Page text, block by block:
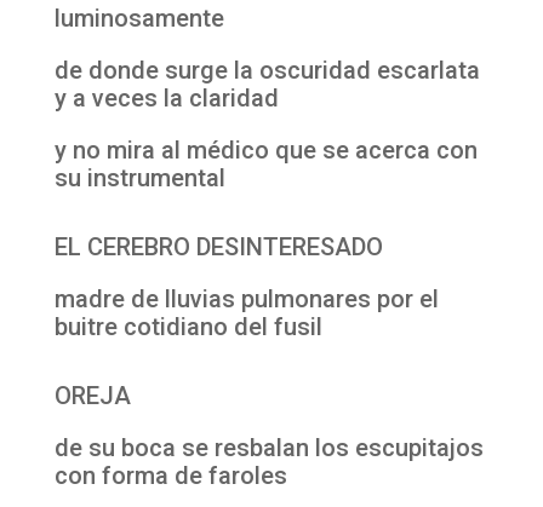
luminosamente
de donde surge la oscuridad escarlata
y a veces la claridad
y no mira al médico que se acerca con
su instrumental
EL CEREBRO DESINTERESADO
madre de lluvias pulmonares por el
buitre cotidiano del fusil
OREJA
de su boca se resbalan los escupitajos
con forma de faroles